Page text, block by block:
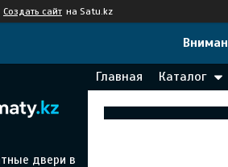
Создать сайт на Satu.kz
Главная Каталог
двери в